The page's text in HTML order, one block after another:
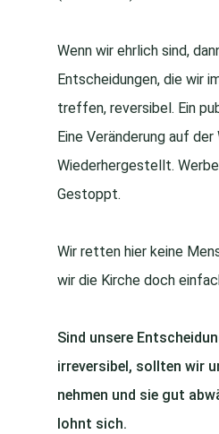
Wenn wir ehrlich sind,
Entscheidungen, die wir
treffen, reversibel. Ein
Eine Veränderung auf
Wiederhergestellt.
Gestoppt.
Wir retten hier keine
wir die Kirche doch
Sind unsere
irreversibel, sollten wir
nehmen und sie gut
lohnt sich.